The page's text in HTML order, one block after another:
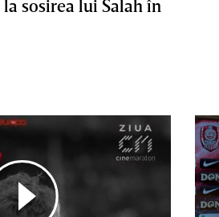
sosirea lui Salah în